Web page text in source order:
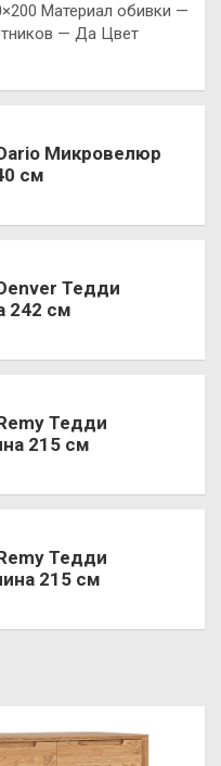
Материал обивки —
— Да Цвет
Микровелюр
см
Тедди
242 см
Тедди
215 см
Тедди
215 см